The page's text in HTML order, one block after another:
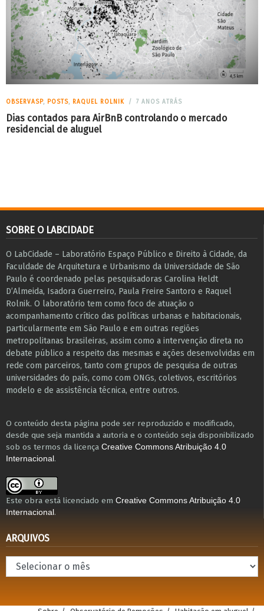
OBSERVASP, POSTS, RAQUEL ROLNIK 7 ANOS ATRÁS
Dias contados para AirBnB controlando o mercado
residencial de aluguel
SOBRE O LABCIDADE
O LabCidade – Laboratório Espaço Público e Direito à Cidade, da
Faculdade de Arquitetura e Urbanismo da Universidade de São
Paulo é coordenado pelas pesquisadoras Carolina Heldt
D’Almeida, Isadora Guerreiro, Paula Freire Santoro e Raquel
Rolnik. O laboratório tem como foco de atuação o
acompanhamento crítico das políticas urbanas e habitacionais,
particularmente em São Paulo e ​em outras regiões
metropolitanas brasileiras, assim como a intervenção direta no
debate público a respeito das mesmas e ações desenvolvidas em
r​e​de com parceiros, tanto com grupos de pesquisa ​de outras
universidades do país, como com ONGs, coletivos, escritórios
modelo e de assistência técnica​, entre outros​.
O conteúdo desta página pode ser reproduzido e modificado,
desde que seja mantida a autoria e o conteúdo seja disponibilizado
sob os termos da licença Creative Commons Atribuição 4.0
Internacional .
Este obra está licenciado em Creative Commons Atribuição 4.0
Internacional .
ARQUIVOS
Arquivos